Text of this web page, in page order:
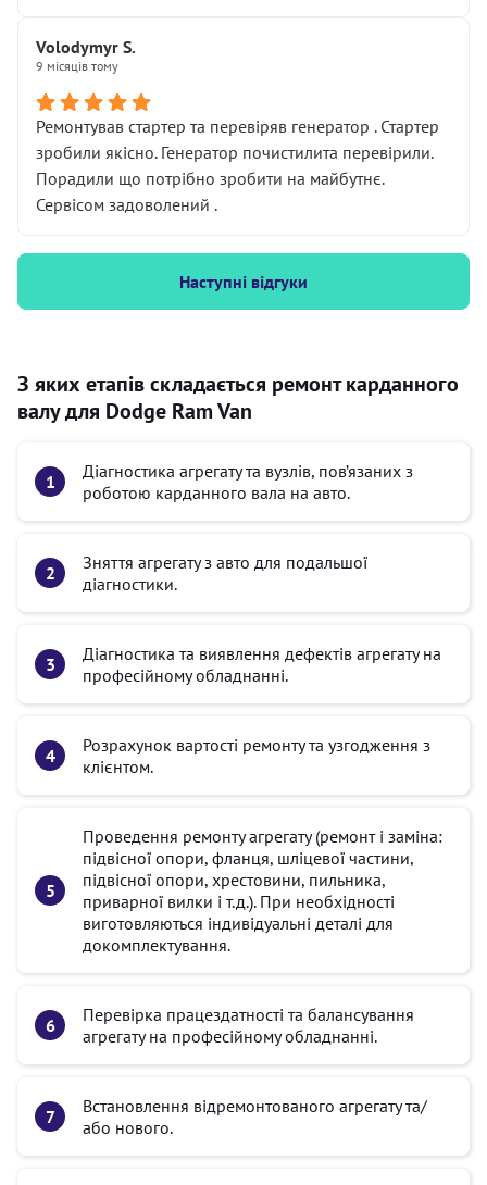
Volodymyr S.
9 місяців тому
Ремонтував стартер та перевіряв генератор . Стартер
зробили якісно. Генератор почистилита перевірили.
Порадили що потрібно зробити на майбутнє.
Сервісом задоволений .
Наступні відгуки
З яких етапів складається ремонт карданного
валу для Dodge Ram Van
Діагностика агрегату та вузлів, пов’язаних з
роботою карданного вала на авто.
Зняття агрегату з авто для подальшої
діагностики.
Діагностика та виявлення дефектів агрегату на
професійному обладнанні.
Розрахунок вартості ремонту та узгодження з
клієнтом.
Проведення ремонту агрегату (ремонт і заміна:
підвісної опори, фланця, шліцевої частини,
підвісної опори, хрестовини, пильника,
приварної вилки і т.д.). При необхідності
виготовляються індивідуальні деталі для
докомплектування.
Перевірка працездатності та балансування
агрегату на професійному обладнанні.
Встановлення відремонтованого агрегату та/
або нового.